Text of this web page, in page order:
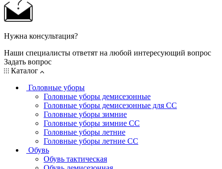
Нужна консультация?
Наши специалисты ответят на любой интересующий вопрос
Задать вопрос
Каталог
Головные уборы
Головные уборы демисезонные
Головные уборы демисезонные для СС
Головные уборы зимние
Головные уборы зимние СС
Головные уборы летние
Головные уборы летние СС
Обувь
Обувь тактическая